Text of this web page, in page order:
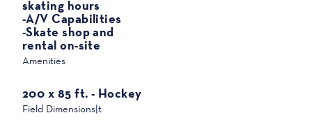
Amenities
skating hours
-A/V Capabilities
-Skate shop and
rental on-site
Field Dimensions|t
200 x 85 ft. - Hockey